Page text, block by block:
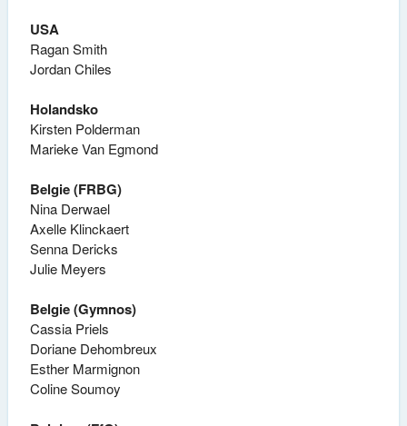
USA
Ragan Smith
Jordan Chiles
Holandsko
Kirsten Polderman
Marieke Van Egmond
Belgie (FRBG)
Nina Derwael
Axelle Klinckaert
Senna Dericks
Julie Meyers
Belgie (Gymnos)
Cassia Priels
Doriane Dehombreux
Esther Marmignon
Coline Soumoy